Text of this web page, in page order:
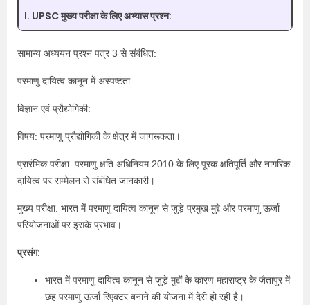
I. UPSC मुख्य परीक्षा के लिए अभ्यास प्रश्न:
सामान्य अध्ययन प्रश्न पत्र 3 से संबंधित:
परमाणु दायित्व कानून में अस्पष्टता:
विज्ञान एवं प्रौद्योगिकी:
विषय: परमाणु प्रौद्योगिकी के क्षेत्र में जागरूकता।
प्रारंभिक परीक्षा: परमाणु क्षति अधिनियम 2010 के लिए पूरक क्षतिपूर्ति और नागरिक
दायित्व पर सम्मेलन से संबंधित जानकारी।
मुख्य परीक्षा: भारत में परमाणु दायित्व कानून से जुड़े प्रमुख मुद्दे और परमाणु ऊर्जा
परियोजनाओं पर इसके प्रभाव।
प्रसंग:
भारत में परमाणु दायित्व कानून से जुड़े मुद्दों के कारण महाराष्ट्र के जैतापुर में
छह परमाणु ऊर्जा रिएक्टर बनाने की योजना में देरी हो रही है।